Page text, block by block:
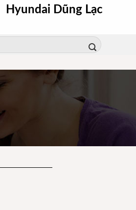
Hyundai Dũng Lạc